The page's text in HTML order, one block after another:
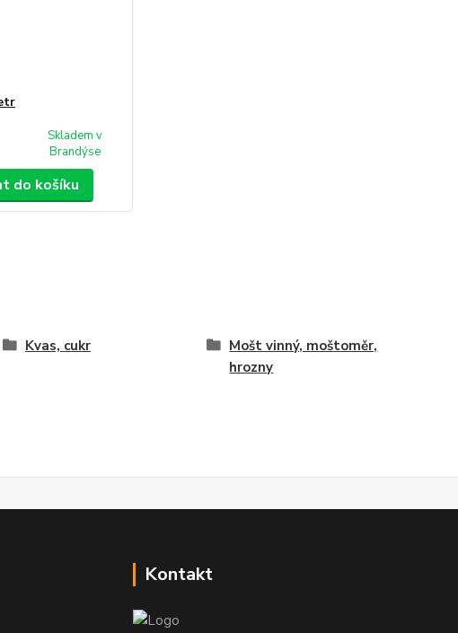
Skladem v
Brandýse
do košíku
Kvas, cukr
Mošt vinný, moštoměr,
hrozny
Kontakt